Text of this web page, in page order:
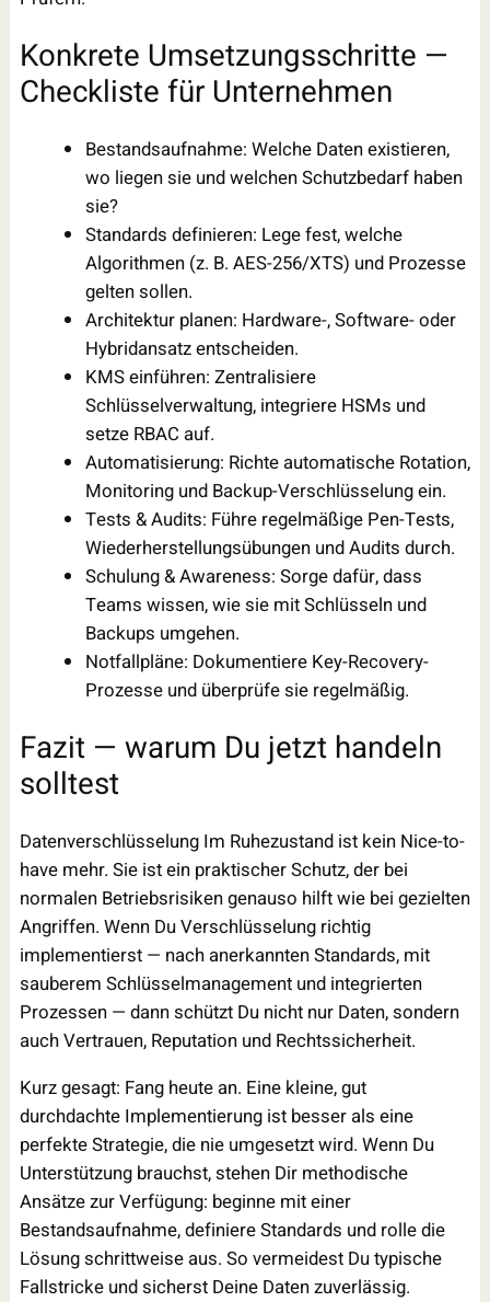
Konkrete Umsetzungsschritte —
Checkliste für Unternehmen
Bestandsaufnahme: Welche Daten existieren,
wo liegen sie und welchen Schutzbedarf haben
sie?
Standards definieren: Lege fest, welche
Algorithmen (z. B. AES-256/XTS) und Prozesse
gelten sollen.
Architektur planen: Hardware-, Software- oder
Hybridansatz entscheiden.
KMS einführen: Zentralisiere
Schlüsselverwaltung, integriere HSMs und
setze RBAC auf.
Automatisierung: Richte automatische Rotation,
Monitoring und Backup-Verschlüsselung ein.
Tests & Audits: Führe regelmäßige Pen-Tests,
Wiederherstellungsübungen und Audits durch.
Schulung & Awareness: Sorge dafür, dass
Teams wissen, wie sie mit Schlüsseln und
Backups umgehen.
Notfallpläne: Dokumentiere Key-Recovery-
Prozesse und überprüfe sie regelmäßig.
Fazit — warum Du jetzt handeln
solltest
Datenverschlüsselung Im Ruhezustand ist kein Nice-to-
have mehr. Sie ist ein praktischer Schutz, der bei
normalen Betriebsrisiken genauso hilft wie bei gezielten
Angriffen. Wenn Du Verschlüsselung richtig
implementierst — nach anerkannten Standards, mit
sauberem Schlüsselmanagement und integrierten
Prozessen — dann schützt Du nicht nur Daten, sondern
auch Vertrauen, Reputation und Rechtssicherheit.
Kurz gesagt: Fang heute an. Eine kleine, gut
durchdachte Implementierung ist besser als eine
perfekte Strategie, die nie umgesetzt wird. Wenn Du
Unterstützung brauchst, stehen Dir methodische
Ansätze zur Verfügung: beginne mit einer
Bestandsaufnahme, definiere Standards und rolle die
Lösung schrittweise aus. So vermeidest Du typische
Fallstricke und sicherst Deine Daten zuverlässig.